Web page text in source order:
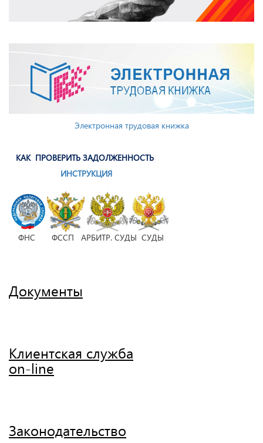
Электронная трудовая книжка
КАК ПРОВЕРИТЬ ЗАДОЛЖЕННОСТЬ
ИНСТРУКЦИЯ
ФНС ФССП АРБИТР. СУДЫ СУДЫ
Документы
Клиентская служба
on-line
Законодательство